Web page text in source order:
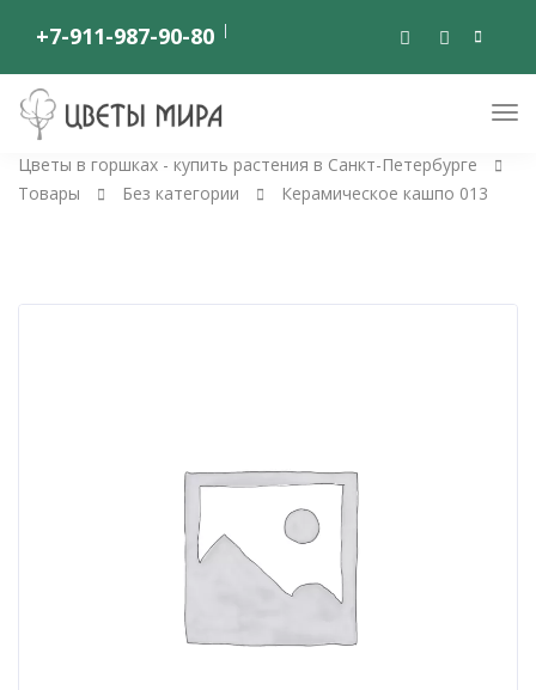
+7-911-987-90-80
Цветы в горшках - купить растения в Санкт-Петербурге
Товары
Без категории Керамическое кашпо 013